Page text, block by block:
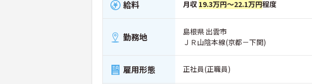
給料 月収 19.3万円～22.1万円程度
勤務地
島根県 出雲市
ＪＲ山陰本線(京都－下関)
雇用形態 正社員(正職員)